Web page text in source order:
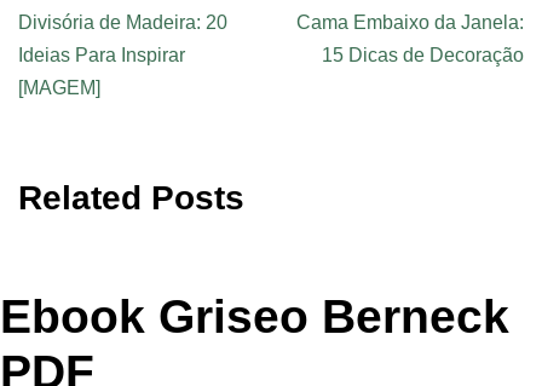
Divisória de Madeira: 20
Ideias Para Inspirar
[MAGEM]
Cama Embaixo da Janela:
15 Dicas de Decoração
Related Posts
Ebook Griseo Berneck
PDF